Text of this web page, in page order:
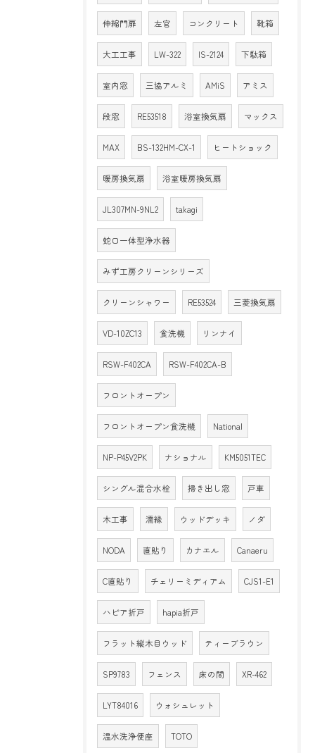
伸縮門扉 左官 コンクリート 靴箱
大工工事 LW-322 IS-2124 下駄箱
室内窓 三協アルミ AMiS アミス
段窓 RE53518 浴室換気扇 マックス
MAX BS-132HM-CX-1 ヒートショック
暖房換気扇 浴室暖房換気扇
JL307MN-9NL2 takagi
蛇口一体型浄水器
みず工房クリーンシリーズ
クリーンシャワー RE53524 三菱換気扇
VD-10ZC13 食洗機 リンナイ
RSW-F402CA RSW-F402CA-B
フロントオープン
フロントオープン食洗機 National
NP-P45V2PK ナショナル KM5051TEC
シングル混合水栓 掃き出し窓 戸車
木工事 濡縁 ウッドデッキ ノダ
NODA 直貼り カナエル Canaeru
C直貼り チェリーミディアム CJS1-E1
ハピア折戸 hapia折戸
フラット縦木目ウッド ティーブラウン
SP9783 フェンス 床の間 XR-462
LYT84016 ウォシュレット
温水洗浄便座 TOTO